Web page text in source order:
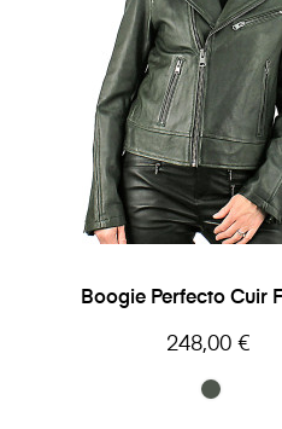
Boogie Perfecto Cuir
Prix
248,00 €